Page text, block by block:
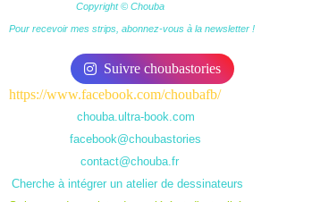
Copyright © Chouba
Pour recevoir mes strips, abonnez-vous à la newsletter !
Suivre choubastories
https://www.facebook.com/choubafb/
chouba.ultra-book.com
facebook@choubastories
contact@chouba.fr
Cherche à intégrer un atelier de dessinateurs